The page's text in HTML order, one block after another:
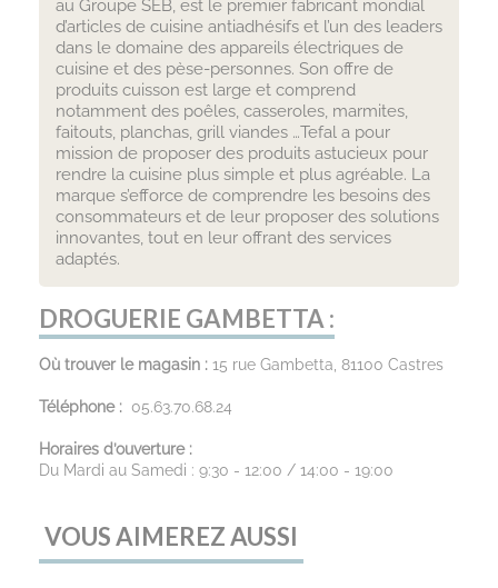
au Groupe SEB, est le premier fabricant mondial
d’articles de cuisine antiadhésifs et l’un des leaders
dans le domaine des appareils électriques de
cuisine et des pèse-personnes. Son offre de
produits cuisson est large et comprend
notamment des poêles, casseroles, marmites,
faitouts, planchas, grill viandes …Tefal a pour
mission de proposer des produits astucieux pour
rendre la cuisine plus simple et plus agréable. La
marque s’efforce de comprendre les besoins des
consommateurs et de leur proposer des solutions
innovantes, tout en leur offrant des services
adaptés.
DROGUERIE GAMBETTA :
Où trouver le magasin : 15 rue Gambetta, 81100 Castres
Téléphone : 05.63.70.68.24
Horaires d’ouverture :
Du Mardi au Samedi : 9:30 - 12:00 / 14:00 - 19:00
VOUS AIMEREZ AUSSI